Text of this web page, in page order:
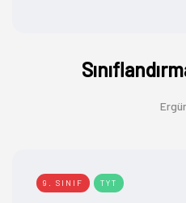
9. SINIF TYT